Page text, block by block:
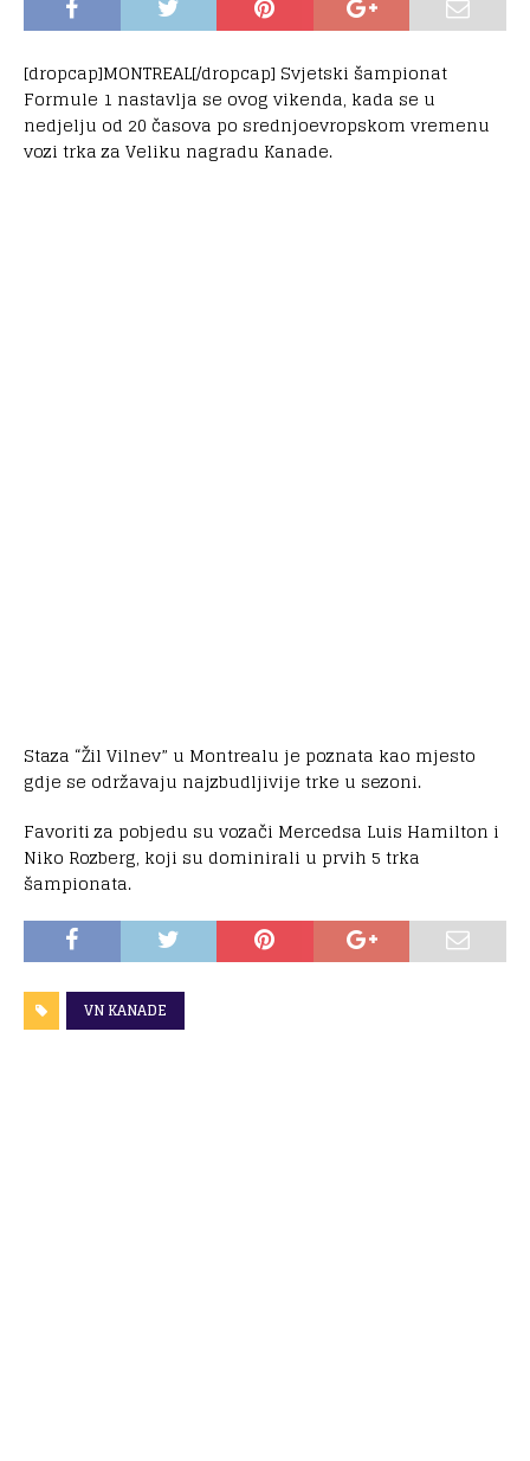
[dropcap]MONTREAL[/dropcap] Svjetski šampionat
Formule 1 nastavlja se ovog vikenda, kada se u
nedjelju od 20 časova po srednjoevropskom vremenu
vozi trka za Veliku nagradu Kanade.
Staza “Žil Vilnev” u Montrealu je poznata kao mjesto
gdje se održavaju najzbudljivije trke u sezoni.
Favoriti za pobjedu su vozači Mercedsa Luis Hamilton i
Niko Rozberg, koji su dominirali u prvih 5 trka
šampionata.
VN KANADE